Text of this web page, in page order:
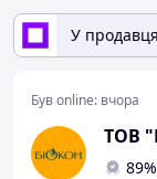
У продавця
Був online: вчора
ТОВ